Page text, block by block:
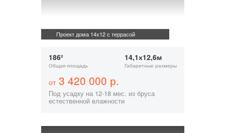
Проект дома 14х12 с террасой
186²
Общая площадь
14,1х12,6м
Габаритные размеры
от3 420 000 р.
Под усадку на 12-18 мес. из бруса
естественной влажности